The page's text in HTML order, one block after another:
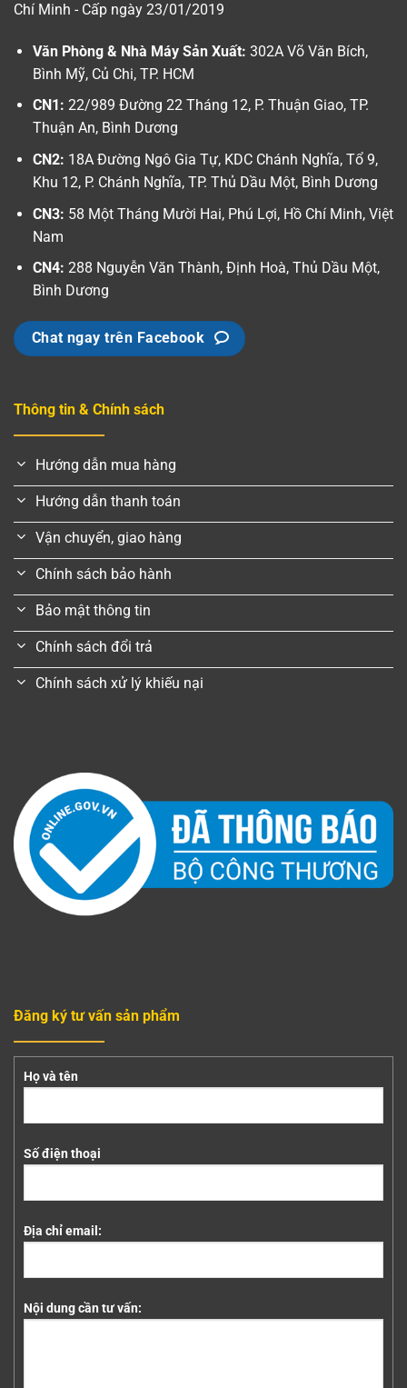
Chí Minh - Cấp ngày 23/01/2019
Văn Phòng & Nhà Máy Sản Xuất: 302A Võ Văn Bích,
Bình Mỹ, Củ Chi, TP. HCM
CN1: 22/989 Đường 22 Tháng 12, P. Thuận Giao, TP.
Thuận An, Bình Dương
CN2: 18A Đường Ngô Gia Tự, KDC Chánh Nghĩa, Tổ 9,
Khu 12, P. Chánh Nghĩa, TP. Thủ Dầu Một, Bình Dương
CN3: 58 Một Tháng Mười Hai, Phú Lợi, Hồ Chí Minh, Việt
Nam
CN4: 288 Nguyễn Văn Thành, Định Hoà, Thủ Dầu Một,
Bình Dương
Chat ngay trên Facebook
Thông tin & Chính sách
Hướng dẫn mua hàng
Hướng dẫn thanh toán
Vận chuyển, giao hàng
Chính sách bảo hành
Bảo mật thông tin
Chính sách đổi trả
Chính sách xử lý khiếu nại
Đăng ký tư vấn sản phẩm
Họ và tên
Số điện thoại
Địa chỉ email:
Nội dung cần tư vấn: